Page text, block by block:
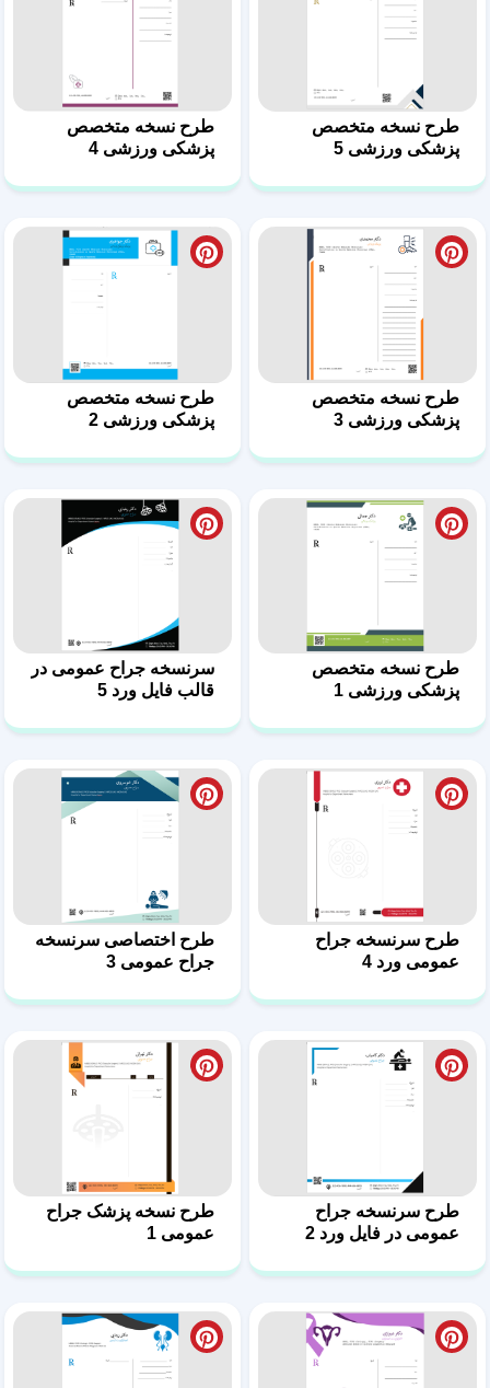
طرح نسخه متخصص
پزشکی ورزشی 3
طرح نسخه متخصص
پزشکی ورزشی 2
طرح نسخه متخصص
پزشکی ورزشی 1
قالب فایل ورد 5
طرح سرنسخه جراح
عمومی ورد 4
طرح اختصاصی سرنسخه
جراح عمومی 3
عمومی در فایل ورد 2
طرح نسخه پزشک جراح
عمومی 1
طرح جذاب سرنسخه
پزشک اورولوژی 12
حرفه‌ای 11